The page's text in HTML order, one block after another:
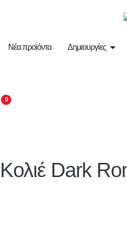
Νέα προϊόντα Δημιουργίες
0
Κολιέ Dark